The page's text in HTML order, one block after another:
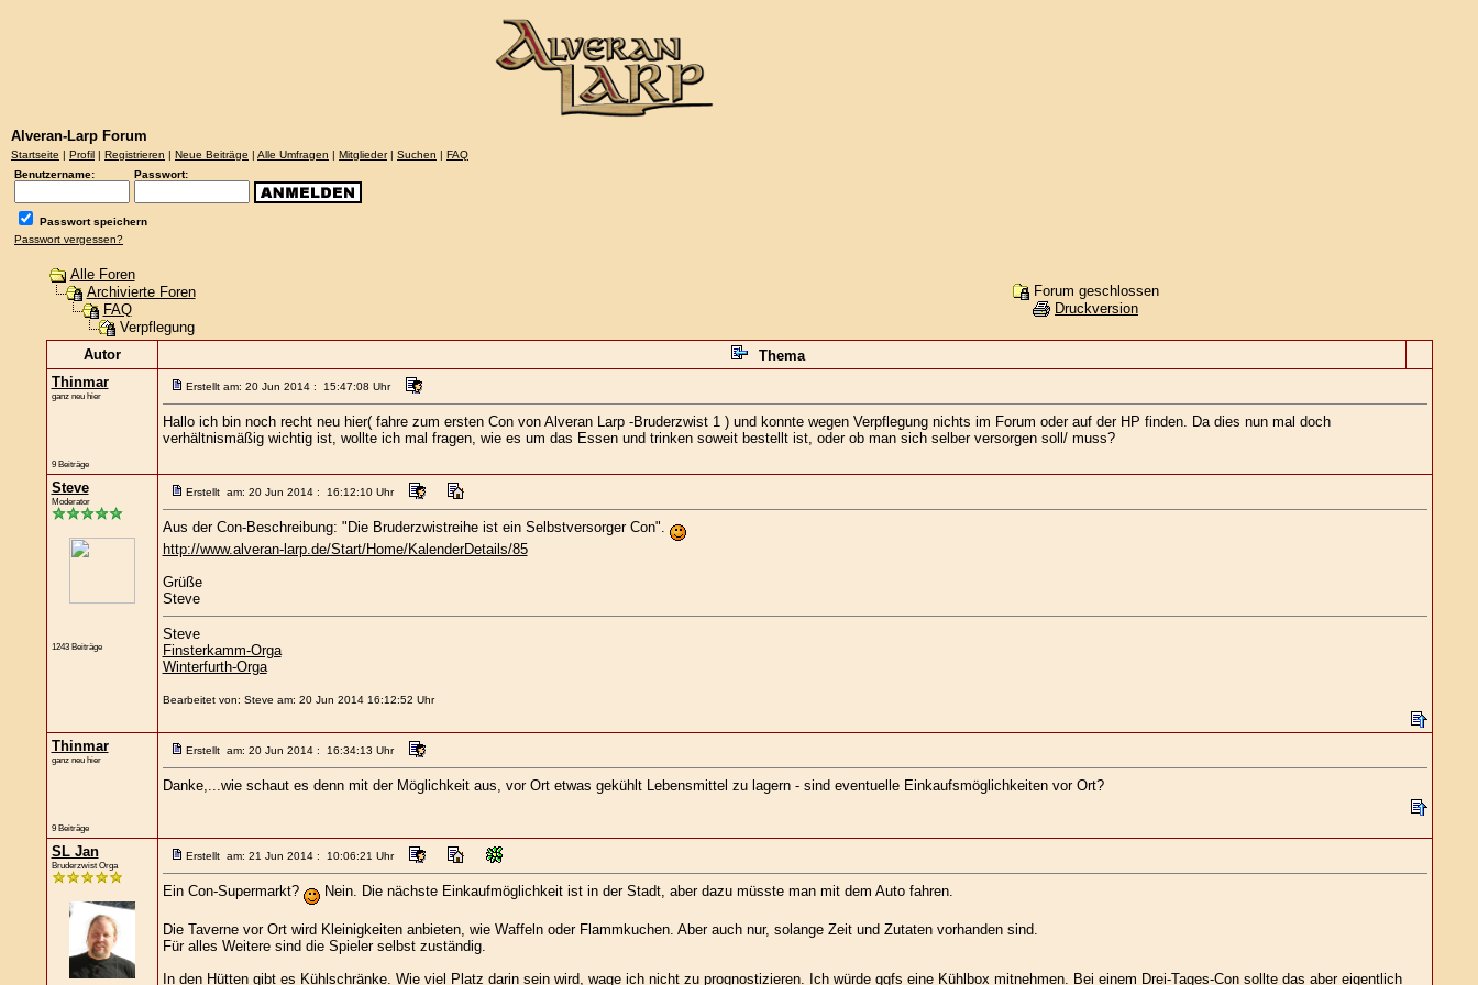
Alveran-Larp Forum
Startseite | Profil | Registrieren | Neue Beiträge | Alle Umfragen | Mitglieder| Suchen | FAQ
Benutzername:
Passwort:
Passwort speichern
Passwort vergessen?
Alle Foren
Archivierte Foren
FAQ
Verpflegung
Forum geschlossen
Druckversion
Autor
Thema
Thinmar
ganz neu hier
9 Beiträge
Erstellt am: 20 Jun 2014 : 15:47:08 Uhr
Hallo ich bin noch recht neu hier( fahre zum ersten Con von Alveran Larp -Bruderzwist 1 ) und konnte wegen Verpflegung nichts im Forum oder auf der HP finden. Da dies nun mal doch
verhältnismäßig wichtig ist, wollte ich mal fragen, wie es um das Essen und trinken soweit bestellt ist, oder ob man sich selber versorgen soll/ muss?
Steve
Moderator
1243 Beiträge
Erstellt am: 20 Jun 2014 : 16:12:10 Uhr
Aus der Con-Beschreibung: "Die Bruderzwistreihe ist ein Selbstversorger Con".
http://www.alveran-larp.de/Start/Home/KalenderDetails/85
Grüße
Steve
Steve
Finsterkamm-Orga
Winterfurth-Orga
Bearbeitet von: Steve am: 20 Jun 2014 16:12:52 Uhr
Thinmar
ganz neu hier
9 Beiträge
Erstellt am: 20 Jun 2014 : 16:34:13 Uhr
Danke,...wie schaut es denn mit der Möglichkeit aus, vor Ort etwas gekühlt Lebensmittel zu lagern - sind eventuelle Einkaufsmöglichkeiten vor Ort?
SL Jan
Bruderzwist Orga
Erstellt am: 21 Jun 2014 : 10:06:21 Uhr
Ein Con-Supermarkt? Nein. Die nächste Einkaufmöglichkeit ist in der Stadt, aber dazu müsste man mit dem Auto fahren.
Die Taverne vor Ort wird Kleinigkeiten anbieten, wie Waffeln oder Flammkuchen. Aber auch nur, solange Zeit und Zutaten vorhanden sind.
Für alles Weitere sind die Spieler selbst zuständig.
In den Hütten gibt es Kühlschränke. Wie viel Platz darin sein wird, wage ich nicht zu prognostizieren. Ich würde ggfs eine Kühlbox mitnehmen. Bei einem Drei-Tages-Con sollte das aber eigentlich